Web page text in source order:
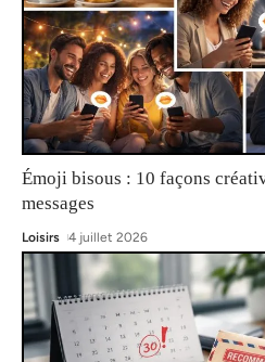
Émoji bisous : 10 façons
messages
Loisirs 4 juillet 2026